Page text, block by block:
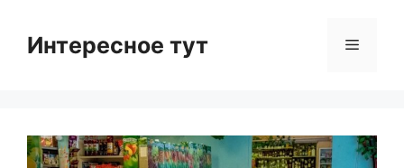
contentИнтересное тут Menu